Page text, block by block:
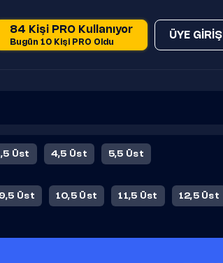
84 Kişi PRO Kullanıyor
Bugün 10 Kişi PRO Oldu
ÜYE GİRİŞİ
Üst 4,5 Üst 5,5 Üst
9,5 Üst 10,5 Üst 11,5 Üst 12,5 Üst